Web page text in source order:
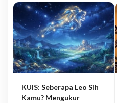
KUIS: Seberapa Leo Sih
Kamu? Mengukur